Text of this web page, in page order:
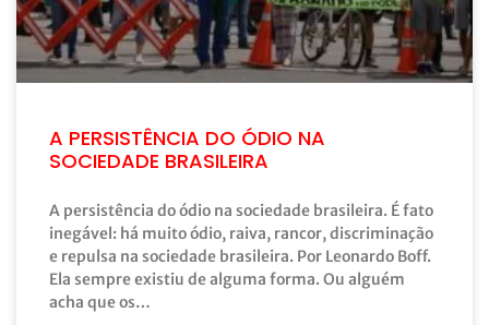
A PERSISTÊNCIA DO ÓDIO NA
SOCIEDADE BRASILEIRA
A persistência do ódio na sociedade brasileira. É fato
inegável: há muito ódio, raiva, rancor, discriminação
e repulsa na sociedade brasileira. Por Leonardo Boff.
Ela sempre existiu de alguma forma. Ou alguém
acha que os…